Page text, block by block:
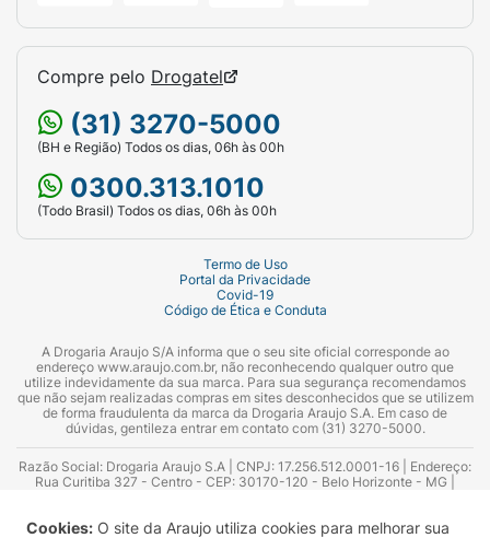
Cookies: O site da Araujo utiliza cookies para melhorar sua
Compre pelo Drogatel
(31) 3270-5000
(BH e Região) Todos os dias, 06h às 00h
0300.313.1010
(Todo Brasil) Todos os dias, 06h às 00h
Termo de Uso
Portal da Privacidade
Covid-19
Código de Ética e Conduta
A Drogaria Araujo S/A informa que o seu site oficial corresponde ao
endereço www.araujo.com.br, não reconhecendo qualquer outro que
utilize indevidamente da sua marca. Para sua segurança recomendamos
que não sejam realizadas compras em sites desconhecidos que se utilizem
de forma fraudulenta da marca da Drogaria Araujo S.A. Em caso de
dúvidas, gentileza entrar em contato com (31) 3270-5000.
Razão Social: Drogaria Araujo S.A | CNPJ: 17.256.512.0001-16 | Endereço:
Rua Curitiba 327 - Centro - CEP: 30170-120 - Belo Horizonte - MG |
Azevedo Guimarães – CRF 10.965 | Yasmin Silva Alvarenga – CRF 52.584 -